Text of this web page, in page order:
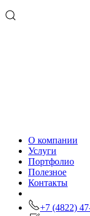
О компании
Услуги
Портфолио
Полезное
Контакты
+7 (4822)